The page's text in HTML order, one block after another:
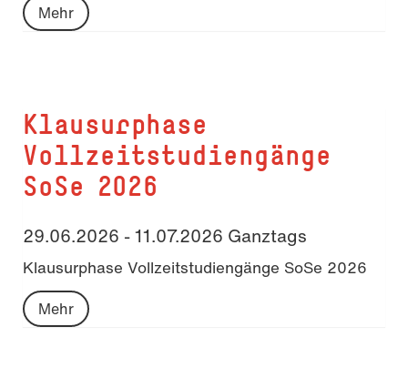
Mehr
Klausurphase
Vollzeitstudiengänge
SoSe 2026
29.06.2026 - 11.07.2026 Ganztags
Klausurphase Vollzeitstudiengänge SoSe 2026
Mehr